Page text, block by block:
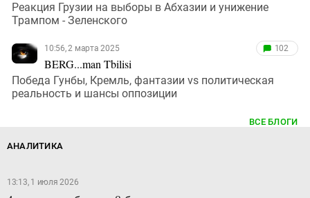
Реакция Грузии на выборы в Абхазии и унижение
Трампом - Зеленского
10:56, 2 марта 2025
BERG...man Tbilisi
102
Победа Гунбы, Кремль, фантазии vs политическая
реальность и шансы оппозиции
ВСЕ БЛОГИ
АНАЛИТИКА
13:13, 1 июля 2026